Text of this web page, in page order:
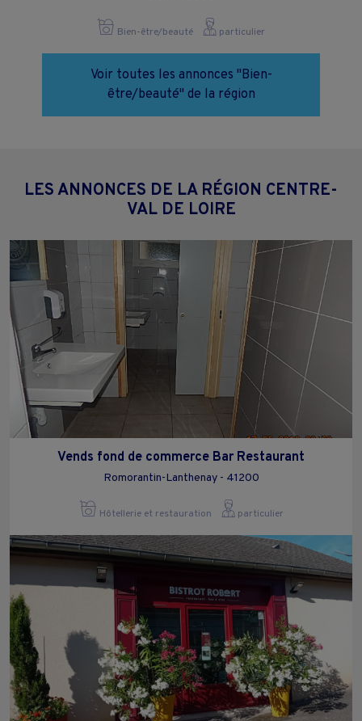
Bien-être/beauté particulier
Voir toutes les annonces "Bien-
être/beauté" de la région
LES ANNONCES DE LA RÉGION CENTRE-
VAL DE LOIRE
Vends fond de commerce Bar Restaurant
Romorantin-Lanthenay - 41200
Hôtellerie et restauration particulier